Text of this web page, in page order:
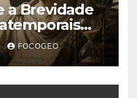
a Brevidade
a felicidade e
da
FOCOGEO